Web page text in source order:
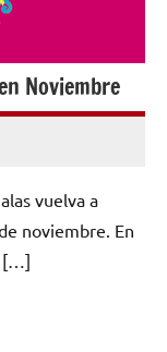
Noviembre
vuelva a
noviembre. En
[…]